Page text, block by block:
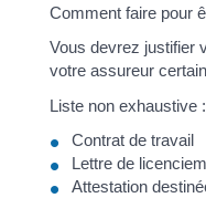
Comment faire pour
Vous devrez justifier
votre assureur
Liste non exhaustive :
Contrat de travail
Lettre de
Attestation